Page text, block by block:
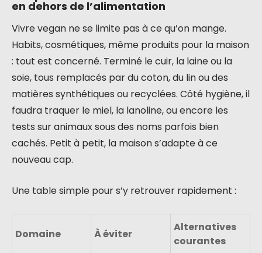
en dehors de l’alimentation
Vivre vegan ne se limite pas à ce qu’on mange.
Habits, cosmétiques, même produits pour la maison
: tout est concerné. Terminé le cuir, la laine ou la
soie, tous remplacés par du coton, du lin ou des
matières synthétiques ou recyclées. Côté hygiène, il
faudra traquer le miel, la lanoline, ou encore les
tests sur animaux sous des noms parfois bien
cachés. Petit à petit, la maison s’adapte à ce
nouveau cap.
Une table simple pour s’y retrouver rapidement :
Domaine À éviter
Alternatives
courantes